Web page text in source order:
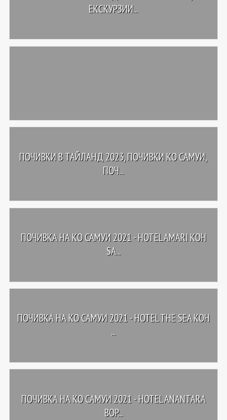
ЕКСКУРЗИИ...
ПОЧИВКИ В ТАЙЛАНД 2023, ПОЧИВКИ КО САМУИ,
ПОЧ...
ПОЧИВКА НА КО САМУИ 2021 - HOTEL AMARI KOH
SA...
ПОЧИВКА НА КО САМУИ 2021 - HOTEL THE SEA KOH
...
ПОЧИВКА НА КО САМУИ 2021 - HOTEL ANANTARA
BOP...